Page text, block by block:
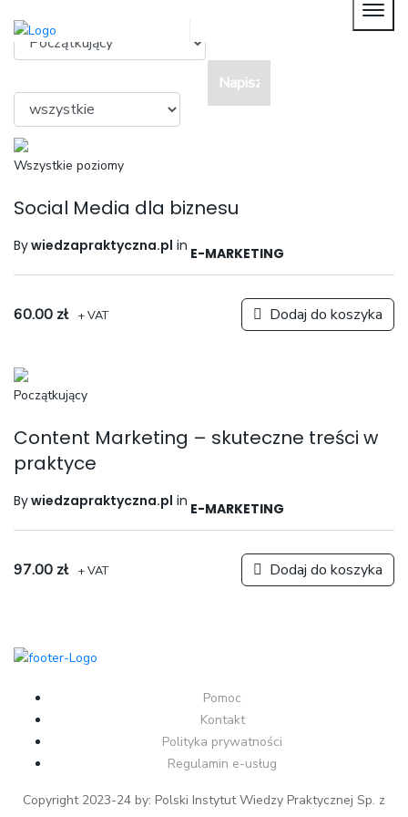
Wszystkie poziomy
Social Media dla biznesu
Bywiedzapraktyczna.pl in E-MARKETING
60.00 zł + VAT Dodaj do koszyka
Początkujący
Content Marketing – skuteczne treści w
praktyce
Bywiedzapraktyczna.pl in E-MARKETING
97.00 zł + VAT Dodaj do koszyka
Pomoc
Kontakt
Polityka prywatności
Regulamin e-usług
Copyright 2023-24 by: Polski Instytut Wiedzy Praktycznej Sp. z